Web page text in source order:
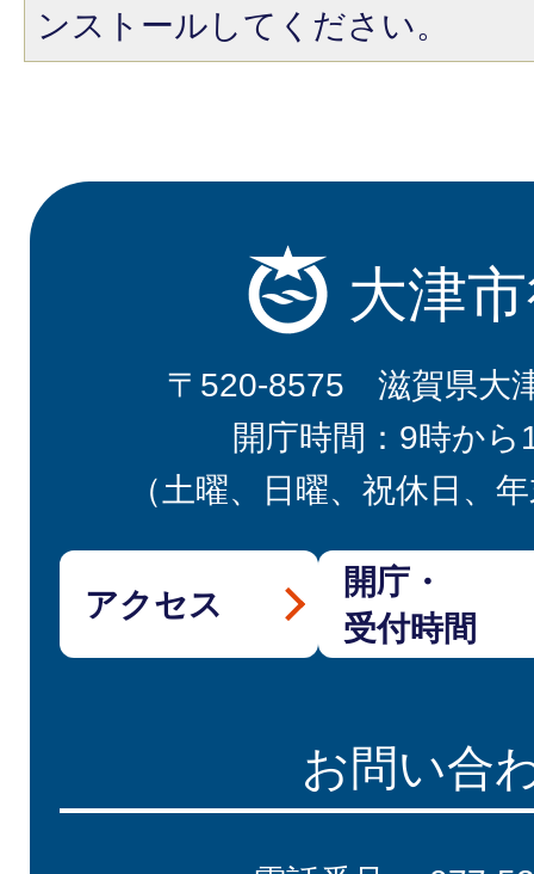
ンストールしてください。
大津
〒520-8575 滋賀県大
開庁時間：9時から
（土曜、日曜、祝休日、
アクセス
開庁・
受付時間
お問い合